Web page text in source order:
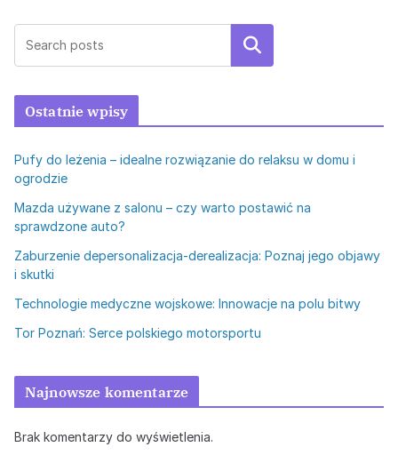
Szukaj
Ostatnie wpisy
Pufy do leżenia – idealne rozwiązanie do relaksu w domu i
ogrodzie
Mazda używane z salonu – czy warto postawić na
sprawdzone auto?
Zaburzenie depersonalizacja-derealizacja: Poznaj jego objawy
i skutki
Technologie medyczne wojskowe: Innowacje na polu bitwy
Tor Poznań: Serce polskiego motorsportu
Najnowsze komentarze
Brak komentarzy do wyświetlenia.